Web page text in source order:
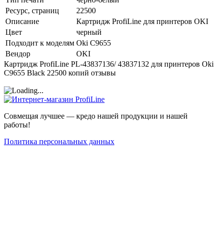
Ресурс, страниц
22500
Описание
Картридж ProfiLine для принтеров OKI
Цвет
черный
Подходит к моделям Oki C9655
Вендор
OKI
Картридж ProfiLine PL-43837136/ 43837132 для принтеров Oki
C9655 Black 22500 копий отзывы
Совмещая лучшее — кредо нашей продукции и нашей
работы!
Политика персональных данных